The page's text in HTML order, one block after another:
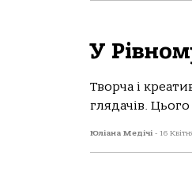
У
Творча і
глядачів.
Юліана Медічі - 16